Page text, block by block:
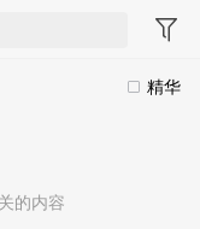
精华
的内容